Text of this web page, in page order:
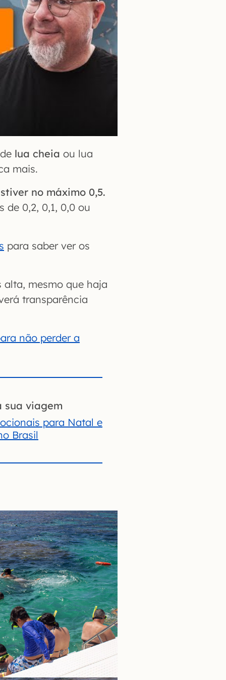
lua cheia ou lua
mais.
no máximo 0,5.
de 0,2, 0,1, 0,0 ou
para saber ver os
mesmo que haja
transparência
não perder a
sua viagem
para Natal e
Brasil